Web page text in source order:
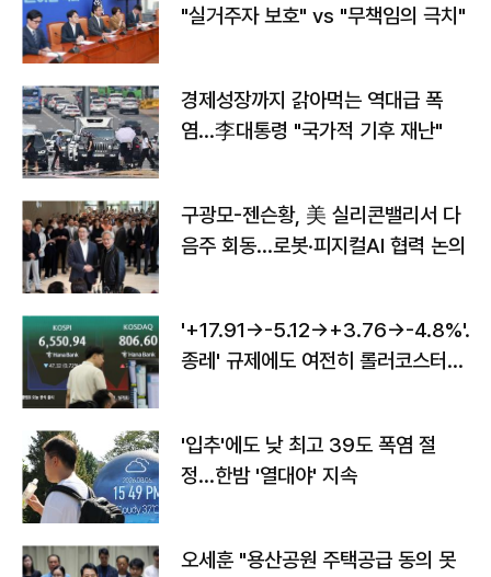
"실거주자 보호" vs "무책임의 극치"
경제성장까지 갉아먹는 역대급 폭
염…李대통령 "국가적 기후 재난"
구광모-젠슨황, 美 실리콘밸리서 다
음주 회동…로봇·피지컬AI 협력 논의
'+17.91→-5.12→+3.76→-4.8%'…'
종레' 규제에도 여전히 롤러코스터
'입추'에도 낮 최고 39도 폭염 절
정…한밤 '열대야' 지속
오세훈 "용산공원 주택공급 동의 못